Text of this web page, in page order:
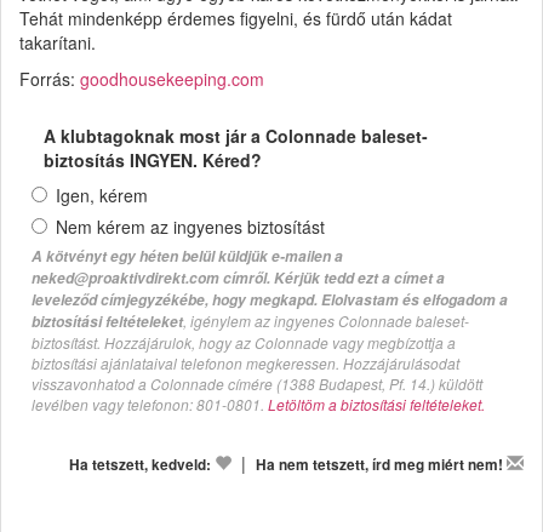
Tehát mindenképp érdemes figyelni, és fürdő után kádat
takarítani.
Forrás: goodhousekeeping.com
A klubtagoknak most jár a Colonnade baleset-
biztosítás INGYEN. Kéred?
Igen, kérem
Nem kérem az ingyenes biztosítást
A kötvényt egy héten belül küldjük e-mailen a
neked@proaktivdirekt.com címről. Kérjük tedd ezt a címet a
leveleződ címjegyzékébe, hogy megkapd. Elolvastam és elfogadom a
biztosítási feltételeket, igénylem az ingyenes Colonnade baleset-
biztosítást. Hozzájárulok, hogy az Colonnade vagy megbízottja a
biztosítási ajánlataival telefonon megkeressen. Hozzájárulásodat
visszavonhatod a Colonnade címére (1388 Budapest, Pf. 14.) küldött
levélben vagy telefonon: 801-0801. Letöltöm a biztosítási feltételeket.
Ha tetszett, kedveld: | Ha nem tetszett, írd meg miért nem!